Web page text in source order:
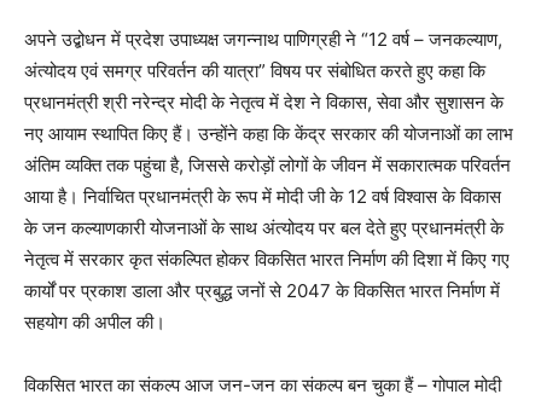
अपने उद्बोधन में प्रदेश उपाध्यक्ष जगन्नाथ पाणिग्रही ने “12 वर्ष – जनकल्याण,
अंत्योदय एवं समग्र परिवर्तन की यात्रा” विषय पर संबोधित करते हुए कहा कि
प्रधानमंत्री श्री नरेन्द्र मोदी के नेतृत्व में देश ने विकास, सेवा और सुशासन के
नए आयाम स्थापित किए हैं। उन्होंने कहा कि केंद्र सरकार की योजनाओं का लाभ
अंतिम व्यक्ति तक पहुंचा है, जिससे करोड़ों लोगों के जीवन में सकारात्मक परिवर्तन
आया है। निर्वाचित प्रधानमंत्री के रूप में मोदी जी के 12 वर्ष विश्वास के विकास
के जन कल्याणकारी योजनाओं के साथ अंत्योदय पर बल देते हुए प्रधानमंत्री के
नेतृत्व में सरकार कृत संकल्पित होकर विकसित भारत निर्माण की दिशा में किए गए
कार्यों पर प्रकाश डाला और प्रबुद्ध जनों से 2047 के विकसित भारत निर्माण में
सहयोग की अपील की।
विकसित भारत का संकल्प आज जन-जन का संकल्प बन चुका हैं – गोपाल मोदी